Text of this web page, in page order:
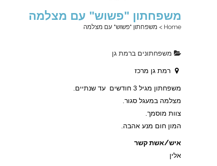
משפחתון "פשוש" עם מצלמה
Home
> משפחתון "פשוש" עם מצלמה
משפחתונים ברמת גן
רמת גן מרכז
משפחתון מגיל 3 חודשים עד שנתיים.
מצלמה במעגל סגור.
צוות מוסמך.
המון חום מנע אהבה.
איש/אשת קשר
אלין